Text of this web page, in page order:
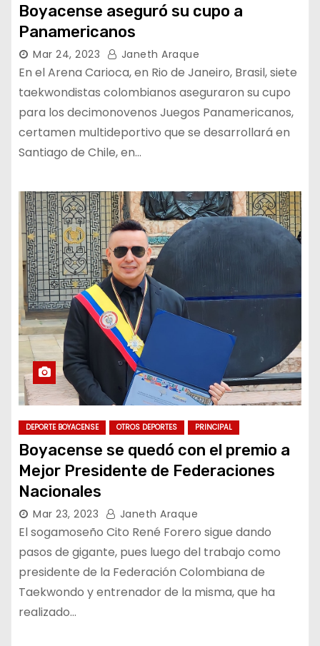
Boyacense aseguró su cupo a
Panamericanos
Mar 24, 2023 Janeth Araque
En el Arena Carioca, en Rio de Janeiro, Brasil, siete
taekwondistas colombianos aseguraron su cupo
para los decimonovenos Juegos Panamericanos,
certamen multideportivo que se desarrollará en
Santiago de Chile, en…
DEPORTE BOYACENSE OTROS DEPORTES PRINCIPAL
Boyacense se quedó con el premio a
Mejor Presidente de Federaciones
Nacionales
Mar 23, 2023 Janeth Araque
El sogamoseño Cito René Forero sigue dando
pasos de gigante, pues luego del trabajo como
presidente de la Federación Colombiana de
Taekwondo y entrenador de la misma, que ha
realizado…